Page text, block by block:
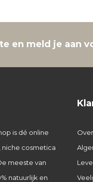
en meld je aan
is dé online
niche cosmetica
meeste van
natuurlijk en